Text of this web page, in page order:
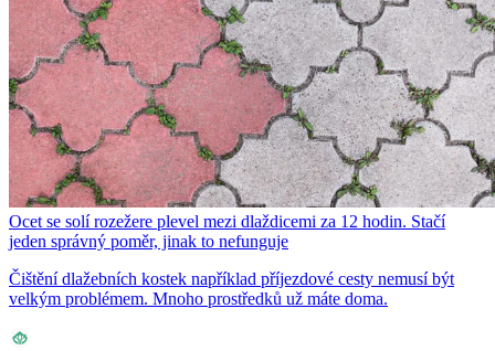
Ocet se solí rozežere plevel mezi dlaždicemi za 12 hodin. Stačí
jeden správný poměr, jinak to nefunguje
Čištění dlažebních kostek například příjezdové cesty nemusí být
velkým problémem. Mnoho prostředků už máte doma.